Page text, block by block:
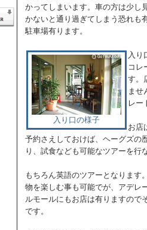
かってしまいます。車の方は少し
かないと通り過ぎてしまう恐れも
駐車場有ります。
入り口の様子
入り
コレ
す。
ませ
レー
お店
予約さえしておけば、ヘーグズの
り、試食なども可能なツアーを行
もちろん英語のツアーとなります
物を楽しむ事も可能でが、アデレ
ルモールにもお店は有りますので
です。